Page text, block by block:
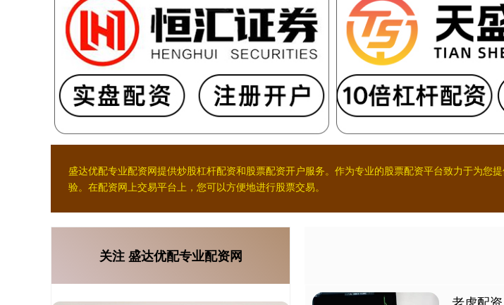
盛达优配专业配资网提供炒股杠杆配资和股票配资开户服务。作为专业的股票配资平台致力于为
验。在配资网上交易平台上，您可以方便地进行股票交易。
关注 盛达优配专业配资网